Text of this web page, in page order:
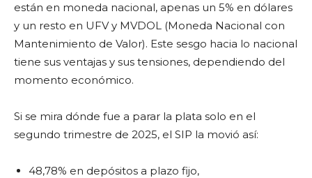
están en moneda nacional, apenas un 5% en dólares
y un resto en UFV y MVDOL (Moneda Nacional con
Mantenimiento de Valor). Este sesgo hacia lo nacional
tiene sus ventajas y sus tensiones, dependiendo del
momento económico.
Si se mira dónde fue a parar la plata solo en el
segundo trimestre de 2025, el SIP la movió así:
48,78% en depósitos a plazo fijo,